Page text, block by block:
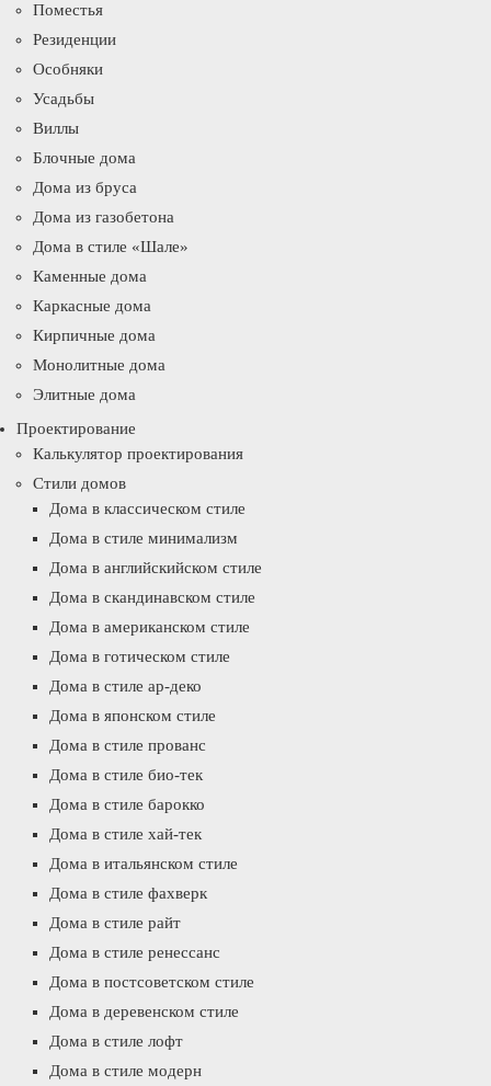
Поместья
Резиденции
Особняки
Усадьбы
Виллы
Блочные дома
Дома из бруса
Дома из газобетона
Дома в стиле «Шале»
Каменные дома
Каркасные дома
Кирпичные дома
Монолитные дома
Элитные дома
Проектирование
Калькулятор проектирования
Стили домов
Дома в классическом стиле
Дома в стиле минимализм
Дома в английскийском стиле
Дома в скандинавском стиле
Дома в американском стиле
Дома в готическом стиле
Дома в стиле ар-деко
Дома в японском стиле
Дома в стиле прованс
Дома в стиле био-тек
Дома в стиле барокко
Дома в стиле хай-тек
Дома в итальянском стиле
Дома в стиле фахверк
Дома в стиле райт
Дома в стиле ренессанс
Дома в постсоветском стиле
Дома в деревенском стиле
Дома в стиле лофт
Дома в стиле модерн